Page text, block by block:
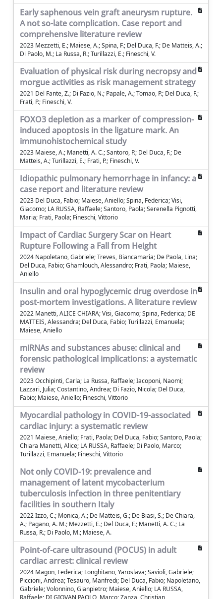
Early saphenous vein graft aneurysm rupture.
A not so-late complication. Case report and
comprehensive literature review
2023 Mezzetti, E.; Maiese, A.; Spina, F.; Del Duca, F.; De Matteis, A.;
Di Paolo, M.; La Russa, R.; Turillazzi, E.; Fineschi, V.
Evaluation of physical risk during necropsy and
morgue activities as risk management strategy
2021 Del Fante, Z.; Di Fazio, N.; Papale, A.; Tomao, P.; Del Duca, F.;
Frati, P.; Fineschi, V.
FOXO3 depletion as a marker of compression-
induced apoptosis in the ligature mark. An
immunohistochemical study
2023 Maiese, A.; Manetti, A. C.; Santoro, P.; Del Duca, F.; De
Matteis, A.; Turillazzi, E.; Frati, P.; Fineschi, V.
Idiopathic pulmonary hemorrhage in infancy: a
case report and literature review
2023 Del Duca, Fabio; Maiese, Aniello; Spina, Federica; Visi,
Giacomo; LA RUSSA, Raffaele; Santoro, Paola; Serenella Pignotti,
Maria; Frati, Paola; Fineschi, Vittorio
Impact of Cardiac Surgery Scar on Heart
Rupture Following a Fall from Height
2024 Napoletano, Gabriele; Treves, Biancamaria; De Paola, Lina;
Del Duca, Fabio; Ghamlouch, Alessandro; Frati, Paola; Maiese,
Aniello
Insulin and oral hypoglycemic drug overdose in
post-mortem investigations. A literature review
2022 Manetti, ALICE CHIARA; Visi, Giacomo; Spina, Federica; DE
MATTEIS, Alessandra; Del Duca, Fabio; Turillazzi, Emanuela;
Maiese, Aniello
miRNAs and substances abuse: clinical and
forensic pathological implications: a aystematic
review
2023 Occhipinti, Carla; La Russa, Raffaele; Iacoponi, Naomi;
Lazzari, Julia; Costantino, Andrea; Di Fazio, Nicola; Del Duca,
Fabio; Maiese, Aniello; Fineschi, Vittorio
Myocardial pathology in COVID-19-associated
cardiac injury: a systematic review
2021 Maiese, Aniello; Frati, Paola; Del Duca, Fabio; Santoro, Paola;
Chiara Manetti, Alice; LA RUSSA, Raffaele; Di Paolo, Marco;
Turillazzi, Emanuela; Fineschi, Vittorio
Not only COVID-19: prevalence and
management of latent mycobacterium
tuberculosis infection in three penitentiary
facilities in southern Italy
2022 Izzo, C.; Monica, A.; De Matteis, G.; De Biasi, S.; De Chiara,
A.; Pagano, A. M.; Mezzetti, E.; Del Duca, F.; Manetti, A. C.; La
Russa, R.; Di Paolo, M.; Maiese, A.
Point-of-care ultrasound (POCUS) in adult
cardiac arrest: clinical review
2024 Magon, Federica; Longhitano, Yaroslava; Savioli, Gabriele;
Piccioni, Andrea; Tesauro, Manfredi; Del Duca, Fabio; Napoletano,
Gabriele; Volonnino, Gianpietro; Maiese, Aniello; LA RUSSA,
Raffaele; DI GIOVAN PAOLO, Marco; Zanza, Christian